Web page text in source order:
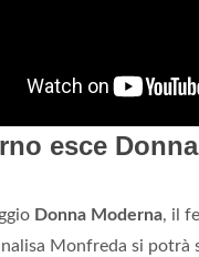
esce
Donna Moderna, il
Monfreda si potrà